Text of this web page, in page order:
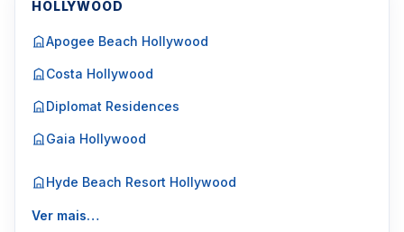
HOLLYWOOD
Apogee Beach Hollywood
Costa Hollywood
Diplomat Residences
Gaia Hollywood
Hyde Beach Resort Hollywood
Ver mais…